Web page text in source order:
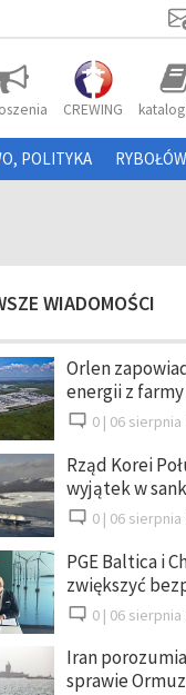
CREWING
POLITYKA
WIADOMOŚCI
Orlen
energii z
0 | 06 sierpnia
Rząd Korei
wyjątek w
0 | 06 sierpnia
PGE Baltica i
zwiększyć
0 | 06 sierpnia
Iran
sprawie